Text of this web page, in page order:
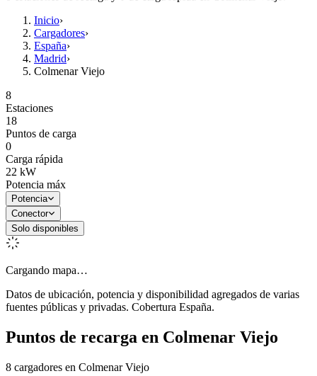
Inicio›
Cargadores›
España›
Madrid›
Colmenar Viejo
8
Estaciones
18
Puntos de carga
0
Carga rápida
22 kW
Potencia máx
Potencia
Conector
Solo disponibles
Cargando mapa…
Datos de ubicación, potencia y disponibilidad agregados de varias
fuentes públicas y privadas. Cobertura España.
Puntos de recarga en Colmenar Viejo
8 cargadores en Colmenar Viejo